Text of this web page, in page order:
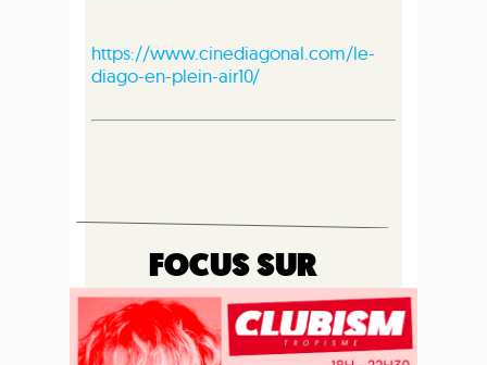
https://www.cinediagonal.com/le-
diago-en-plein-air10/
FOCUS SUR